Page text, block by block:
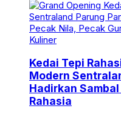
Kuliner
Kedai Tepi
Modern
Hadirkan
Rahasia